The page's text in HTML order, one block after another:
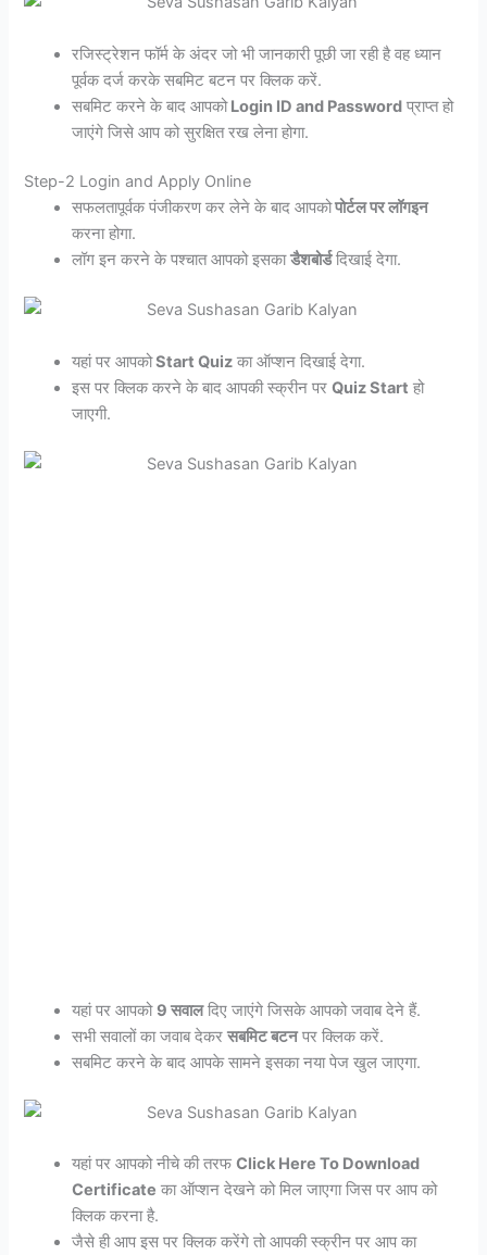
रजिस्ट्रेशन फॉर्म के अंदर जो भी जानकारी पूछी जा रही है वह ध्यान
पूर्वक दर्ज करके सबमिट बटन पर क्लिक करें.
सबमिट करने के बाद आपकोLogin ID and Password प्राप्त हो
जाएंगे जिसे आप को सुरक्षित रख लेना होगा.
Step-2 Login and Apply Online
सफलतापूर्वक पंजीकरण कर लेने के बाद आपकोपोर्टल पर लॉगइन
करना होगा.
लॉग इन करने के पश्चात आपको इसकाडैशबोर्डदिखाई देगा.
यहां पर आपकोStart Quiz का ऑप्शन दिखाई देगा.
इस पर क्लिक करने के बाद आपकी स्क्रीन परQuiz Start हो
जाएगी.
यहां पर आपको 9 सवालदिए जाएंगे जिसके आपको जवाब देने हैं.
सभी सवालों का जवाब देकरसबमिट बटनपर क्लिक करें.
सबमिट करने के बाद आपके सामने इसका नया पेज खुल जाएगा.
यहां पर आपको नीचे की तरफClick Here To Download
Certificate का ऑप्शन देखने को मिल जाएगा जिस पर आप को
क्लिक करना है.
जैसे ही आप इस पर क्लिक करेंगे तो आपकी स्क्रीन पर आप का